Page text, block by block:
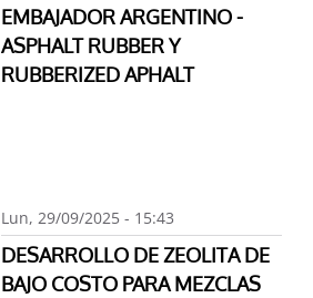
EMBAJADOR ARGENTINO -
ASPHALT RUBBER Y
RUBBERIZED APHALT
Lun, 29/09/2025 - 15:43
DESARROLLO DE ZEOLITA DE
BAJO COSTO PARA MEZCLAS